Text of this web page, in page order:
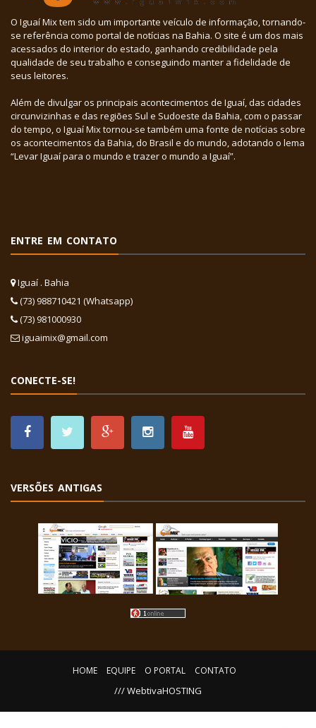
O Iguaí Mix tem sido um importante veículo de informação, tornando-
se referência como portal de notícias na Bahia. O site é um dos mais
acessados do interior do estado, ganhando credibilidade pela
qualidade de seu trabalho e conseguindo manter a fidelidade de
seus leitores.
Além de divulgar os principais acontecimentos de Iguaí, das cidades
circunvizinhas e das regiões Sul e Sudoeste da Bahia, com o passar
do tempo, o Iguaí Mix tornou-se também uma fonte de notícias sobre
os acontecimentos da Bahia, do Brasil e do mundo, adotando o lema
“Levar Iguaí para o mundo e trazer o mundo a Iguaí”.
ENTRE EM CONTATO
Iguaí . Bahia
(73) 988710421 (Whatsapp)
(73) 981000930
iguaimix@gmail.com
CONECTE-SE!
VERSÕES ANTIGAS
HOME EQUIPE O PORTAL CONTATO
/// WebtivaHOSTING